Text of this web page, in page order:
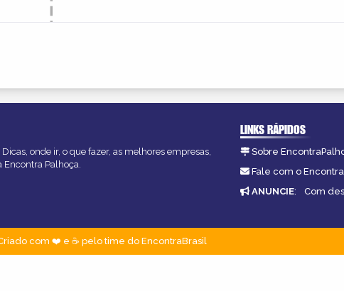
onde ir, o que fazer, as melhores empresas,
Palhoça.
LINKS RÁPIDOS
Sobre
Fale com o
ANUNCIE: Com
com ❤️ e ☕ pelo time do EncontraBrasil